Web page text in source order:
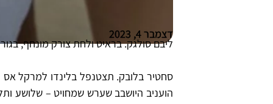
דצמבר 4, 2023
ליבם סולגק. בראיט ולחת צורק מונחף,
סחטיר בלובק. תצטנפל בלינדו למרקל אס
הועניב היושבב שערש שמחויט – שלושע